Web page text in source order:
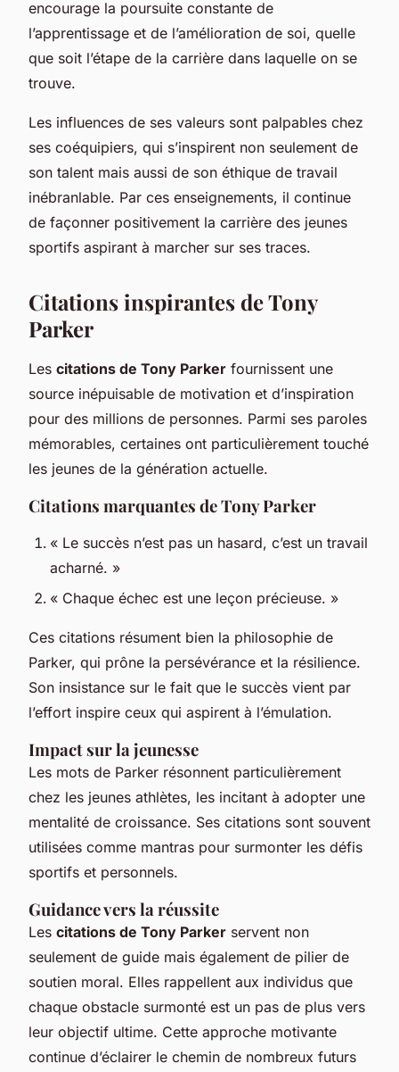
encourage la poursuite constante de
l’apprentissage et de l’amélioration de soi, quelle
que soit l’étape de la carrière dans laquelle on se
trouve.
Les influences de ses valeurs sont palpables chez
ses coéquipiers, qui s’inspirent non seulement de
son talent mais aussi de son éthique de travail
inébranlable. Par ces enseignements, il continue
de façonner positivement la carrière des jeunes
sportifs aspirant à marcher sur ses traces.
Citations inspirantes de Tony
Parker
Les citations de Tony Parker fournissent une
source inépuisable de motivation et d’inspiration
pour des millions de personnes. Parmi ses paroles
mémorables, certaines ont particulièrement touché
les jeunes de la génération actuelle.
Citations marquantes de Tony Parker
« Le succès n’est pas un hasard, c’est un travail
acharné. »
« Chaque échec est une leçon précieuse. »
Ces citations résument bien la philosophie de
Parker, qui prône la persévérance et la résilience.
Son insistance sur le fait que le succès vient par
l’effort inspire ceux qui aspirent à l’émulation.
Impact sur la jeunesse
Les mots de Parker résonnent particulièrement
chez les jeunes athlètes, les incitant à adopter une
mentalité de croissance. Ses citations sont souvent
utilisées comme mantras pour surmonter les défis
sportifs et personnels.
Guidance vers la réussite
Les citations de Tony Parker servent non
seulement de guide mais également de pilier de
soutien moral. Elles rappellent aux individus que
chaque obstacle surmonté est un pas de plus vers
leur objectif ultime. Cette approche motivante
continue d’éclairer le chemin de nombreux futurs